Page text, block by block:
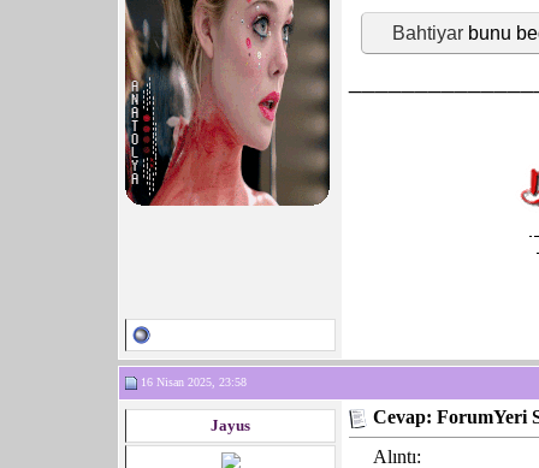
Bahtiyar bunu
16 Nisan 2025, 23:58
Jayus
Cevap: ForumYeri
Alıntı: